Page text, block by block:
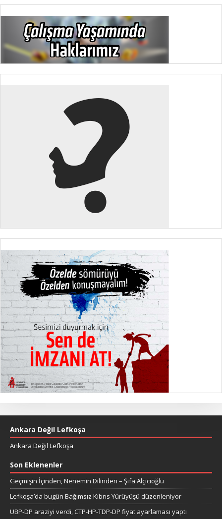
Ankara Değil Lefkoşa
Ankara Değil Lefkoşa
Son Eklenenler
Geçmişin İçinden, Nenemin Dilinden – Şifa Alçıcıoğlu
Lefkoşa’da bugün Bağımsız Kıbrıs Yürüyüşü düzenleniyor
UBP-DP araziyi verdi, CTP-HP-TDP-DP fiyat ayarlaması yaptı